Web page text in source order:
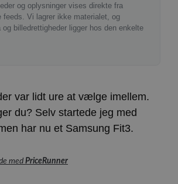
og oplysninger vises direkte fra
feeds. Vi lagrer ikke materialet, og
billedrettigheder ligger hos den enkelte
var lidt ure at vælge imellem.
du? Selv startede jeg med
har nu et Samsung Fit3.
med PriceRunner